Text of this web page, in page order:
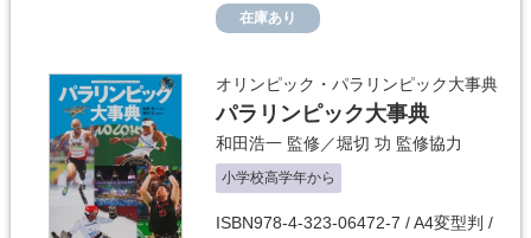
在庫あり
オリンピック・パラリンピック大事典
パラリンピック大事典
和田浩一 監修／堀切 功 監修協力
小学校高学年から
ISBN978-4-323-06472-7 / A4変型判 /